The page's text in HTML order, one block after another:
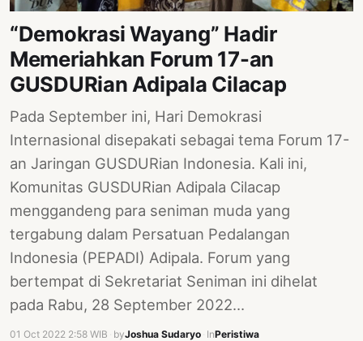
“Demokrasi Wayang” Hadir
Memeriahkan Forum 17-an
GUSDURian Adipala Cilacap
Pada September ini, Hari Demokrasi
Internasional disepakati sebagai tema Forum 17-
an Jaringan GUSDURian Indonesia. Kali ini,
Komunitas GUSDURian Adipala Cilacap
menggandeng para seniman muda yang
tergabung dalam Persatuan Pedalangan
Indonesia (PEPADI) Adipala. Forum yang
bertempat di Sekretariat Seniman ini dihelat
pada Rabu, 28 September 2022…
01 Oct 2022 2:58 WIB byJoshua Sudaryo InPeristiwa